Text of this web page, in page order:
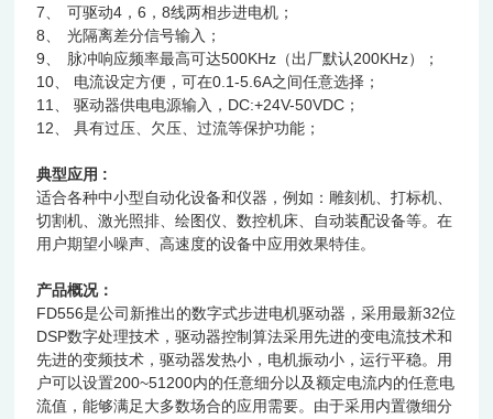
7、
可驱动4，6，8线两相步进电机；
8、
光隔离差分信号输入；
9、
脉冲响应频率最高可达500KHz（出厂默认200KHz）；
10、 电流设定方便，可在0.1-5.6A之间任意选择；
11、 驱动器供电电源输入，DC:+24V-50VDC；
12、 具有过压、欠压、过流等保护功能；
典型应用 :
适合各种中小型自动化设备和仪器，例如：雕刻机、打标机、
切割机、激光照排、绘图仪、数控机床、自动装配设备等。在
用户期望小噪声、高速度的设备中应用效果特佳。
产品概况：
FD556是公司新推出的数字式步进电机驱动器，采用最新32位
DSP数字处理技术，驱动器控制算法采用先进的变电流技术和
先进的变频技术，驱动器发热小，电机振动小，运行平稳。用
户可以设置200~51200内的任意细分以及额定电流内的任意电
流值，能够满足大多数场合的应用需要。由于采用内置微细分